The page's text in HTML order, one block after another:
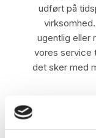
udført på
ugentlig eller
vores service
det sker med